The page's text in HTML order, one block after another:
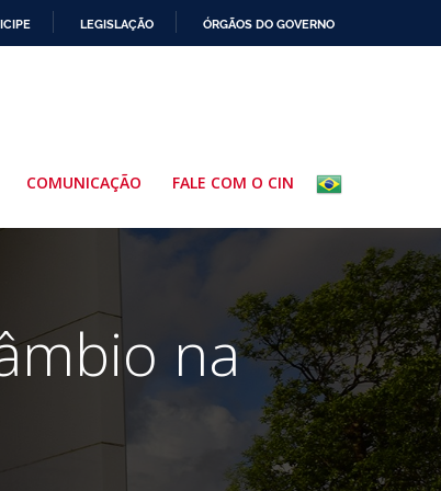
LEGISLAÇÃO ÓRGÃOS DO GOVERNO
COMUNICAÇÃO FALE COM O CIN
na